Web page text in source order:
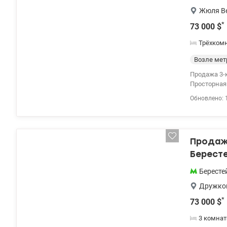
Жюля
73 000 $*
Возле
Продажа 3-
воду,
(1971г)
трамвая
лично
Обновлено:
73 000 $*
3